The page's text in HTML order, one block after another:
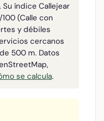
Su índice Callejear
(Calle con
y débiles
cercanos
500 m. Datos
se calcula.